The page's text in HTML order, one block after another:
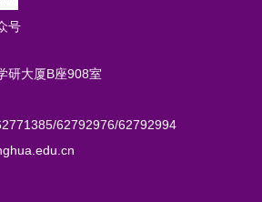
号
研大厦B座908室
62792976/62792994